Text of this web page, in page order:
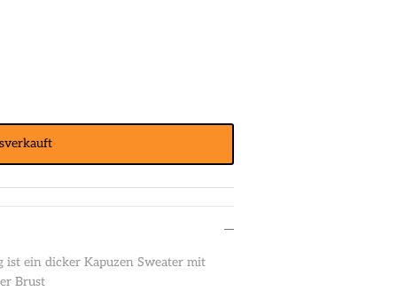
ein dicker Kapuzen Sweater mit
Brust